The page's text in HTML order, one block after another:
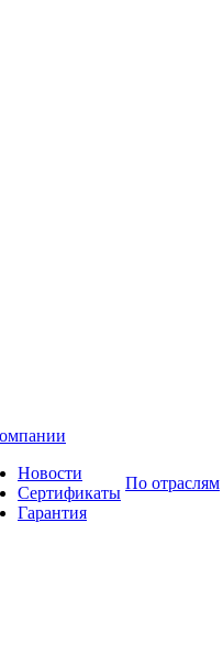
Новости
Сертификаты
Гарантия
По отраслям